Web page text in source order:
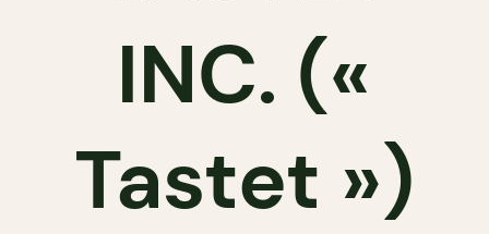
INC. («
Tastet »)